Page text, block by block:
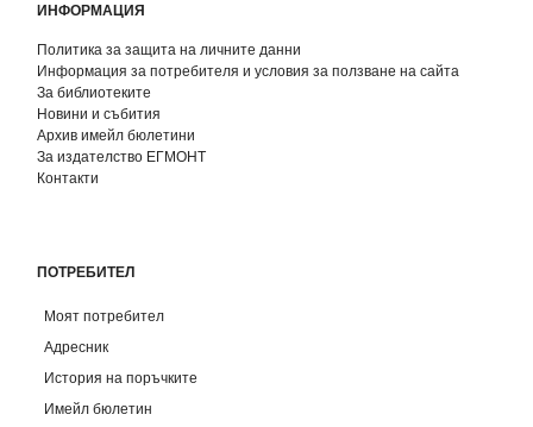
ИНФОРМАЦИЯ
Политика за защита на личните данни
Информация за потребителя и условия за ползване на сайта
За библиотеките
Новини и събития
Архив имейл бюлетини
За издателство ЕГМОНТ
Контакти
ПОТРЕБИТЕЛ
Моят потребител
Адресник
История на поръчките
Имейл бюлетин